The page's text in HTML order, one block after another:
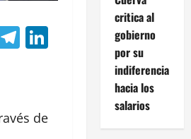
Telegram
LinkedIn
de
critica al
gobierno
por su
indiferencia
hacia los
salarios